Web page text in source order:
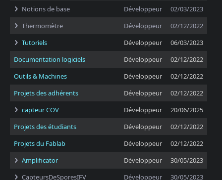
Notions de base
Développeur
02/03/2023
Thermomètre
Développeur
02/12/2022
Tutoriels
Développeur
06/03/2023
Documentation logiciels
Développeur
02/12/2022
Outils & Machines
Développeur
02/12/2022
Projets des adhérents
Développeur
02/12/2022
capteur COV
Développeur
20/06/2025
Projets des étudiants
Développeur
02/12/2022
Projets du Fablab
Développeur
02/12/2022
Amplificator
Développeur
30/05/2023
CapteursDeSporesIFV
Développeur 30/05/2023